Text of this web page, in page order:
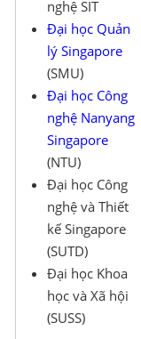
nghệ SIT
Đại học Quản
lý Singapore
(SMU)
Đại học Công
nghệ Nanyang
Singapore
(NTU)
Đại học Công
nghệ và Thiết
kế Singapore
(SUTD)
Đại học Khoa
học và Xã hội
(SUSS)